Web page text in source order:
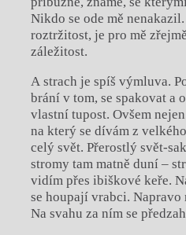
Nikdo se ode mě
roztržitost, je pro mě
záležitost.
A strach je spíš výmluva.
brání v tom, se spakovat a
vlastní tupost. Ovšem
na který se dívám z
celý svět. Přerostlý svět-
stromy tam matně duní – str
vidím přes ibiškové keře.
se houpají vrabci. Napravo
Na svahu za ním se